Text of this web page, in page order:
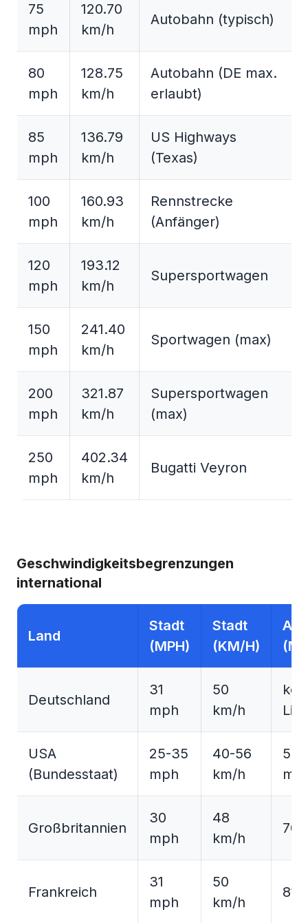
75
mph
120.70
km/h
Autobahn (typisch)
80
mph
128.75
km/h
Autobahn (DE max.
erlaubt)
85
mph
136.79
km/h
US Highways
(Texas)
100
mph
160.93
km/h
Rennstrecke
(Anfänger)
120
mph
193.12
km/h
Supersportwagen
150
mph
241.40
km/h
Sportwagen (max)
200
mph
321.87
km/h
Supersportwagen
(max)
250
mph
402.34
km/h
Bugatti Veyron
Geschwindigkeitsbegrenzungen
international
Land
Stadt
(MPH)
Stadt
(KM/H)
Deutschland
31
mph
50
km/h
USA
(Bundesstaat)
25-35
mph
40-56
km/h
55-
Großbritannien
30
mph
48
km/h
70
Frankreich
31
mph
50
km/h
81